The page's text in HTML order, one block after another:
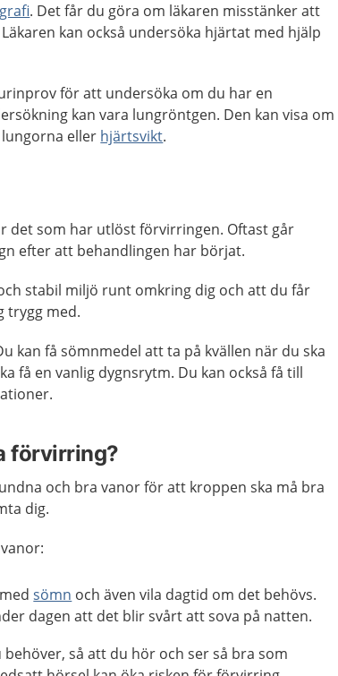
. Det får du göra om läkaren misstänker att
kan också undersöka hjärtat med hjälp
för att undersöka om du har en
kan vara lungröntgen. Den kan visa om
eller hjärtsvikt.
det som har utlöst förvirringen. Oftast går
efter att behandlingen har börjat.
stabil miljö runt omkring dig och att du får
trygg med.
kan få sömnmedel att ta på kvällen när du ska
få en vanlig dygnsrytm. Du kan också få till
förvirring?
och bra vanor för att kroppen ska må bra
dig.
sömn och även vila dagtid om det behövs.
dagen att det blir svårt att sova på natten.
behöver, så att du hör och ser så bra som